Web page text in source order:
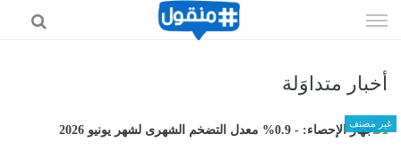
الى
أخبار متداوَلة
غير مصنف